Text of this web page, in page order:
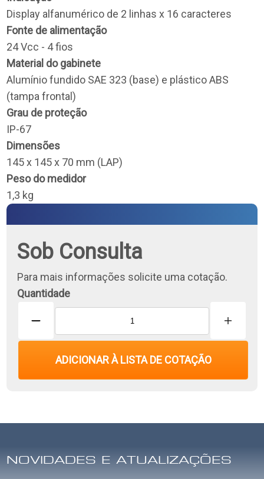
Display alfanumérico de 2 linhas x 16 caracteres
Fonte de alimentação
24 Vcc - 4 fios
Material do gabinete
Alumínio fundido SAE 323 (base) e plástico ABS
(tampa frontal)
Grau de proteção
IP-67
Dimensões
145 x 145 x 70 mm (LAP)
Peso do medidor
1,3 kg
Sob Consulta
Para mais informações solicite uma cotação.
Quantidade
ADICIONAR À LISTA DE COTAÇÃO
NOVIDADES E ATUALIZAÇÕES